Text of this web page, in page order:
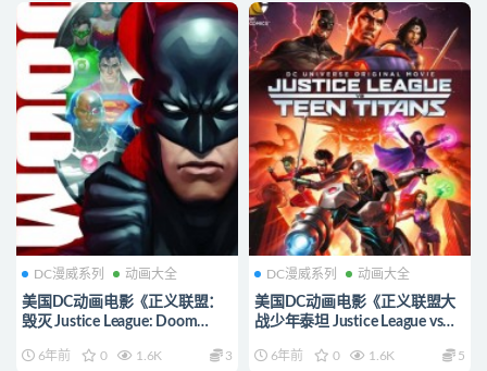
DC漫威系列 动画大全
美国DC动画电影《正义联盟：
毁灭 Justice League: Doom
720P/MKV/4.37G 正义联盟动
6年前 0 1.6K 3
DC漫威系列 动画大全
美国DC动画电影《正义联盟大
战少年泰坦 Justice League vs
字 1080P/MP4/3.46G 正义联盟
6年前 0 1.6K 5